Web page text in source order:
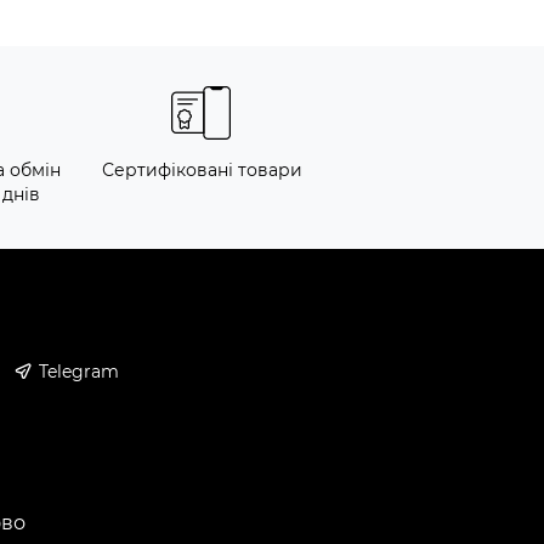
обмін
Сертифіковані товари
Telegram